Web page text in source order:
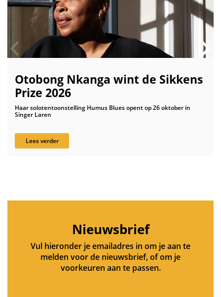
Otobong Nkanga wint de Sikkens
Prize 2026
Haar solotentoonstelling Humus Blues opent op 26 oktober in
Singer Laren
Lees verder
Nieuwsbrief
Vul hieronder je emailadres in om je aan te
melden voor de nieuwsbrief, of om je
voorkeuren aan te passen.